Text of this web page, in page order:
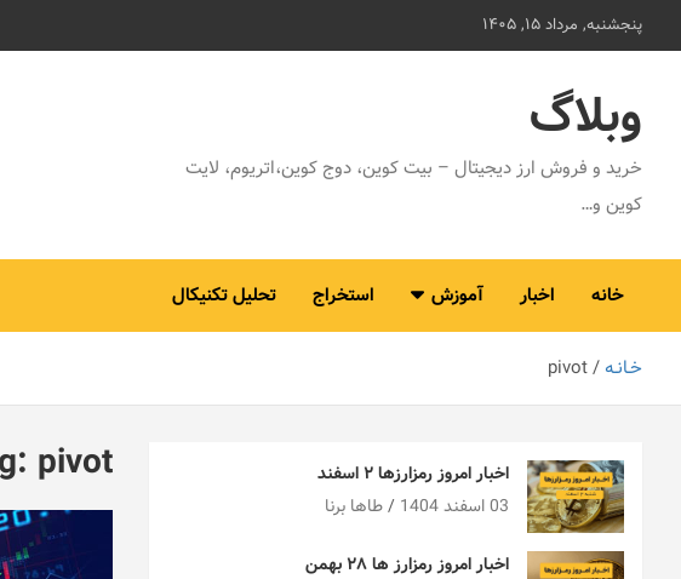
محتوا
پنجشنبه, مرداد ۱۵, ۱۴۰۵
وبلاگ
خرید و فروش ارز دیجیتال – بیت کوین، دوج کوین،اتریوم، لایت
کوین و…
خانه اخبار آموزش استخراج تحلیل تکنیکال
خـانـه pivot
pivot
اخبار امروز رمزارزها ۲ اسفند
03 اسفند 1404
طاها برنا
اخبار امروز رمزارز ها ۲۸ بهمن